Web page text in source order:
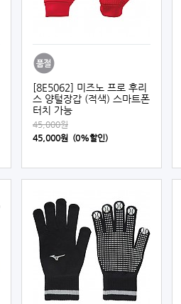
[8E5062] 미즈노 프로 후리
스 양털장갑 (적색) 스마트폰
터치 가능
45,000원
45,000원 (0%할인)